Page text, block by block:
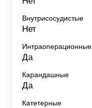
Внутрисосудистые
Нет
Интраоперационные
Да
Карандашные
Да
Катетерные